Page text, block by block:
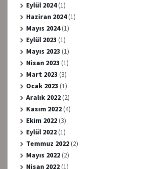
Eylül 2024(1)
Haziran 2024(1)
Mayıs 2024(1)
Eylül 2023 (1)
Mayıs 2023 (1)
Nisan 2023 (1)
Mart 2023 (3)
Ocak 2023 (1)
Aralık 2022(2)
Kasım 2022(4)
Ekim 2022(3)
Eylül 2022(1)
Temmuz 2022(2)
Mayıs 2022(2)
Nisan 2022(1)